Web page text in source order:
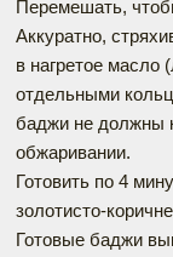
Перемешать,
Аккуратно,
в нагретое масло
отдельными
баджи не должны
обжаривании.
Готовить по 4
золотисто-
Готовые баджи